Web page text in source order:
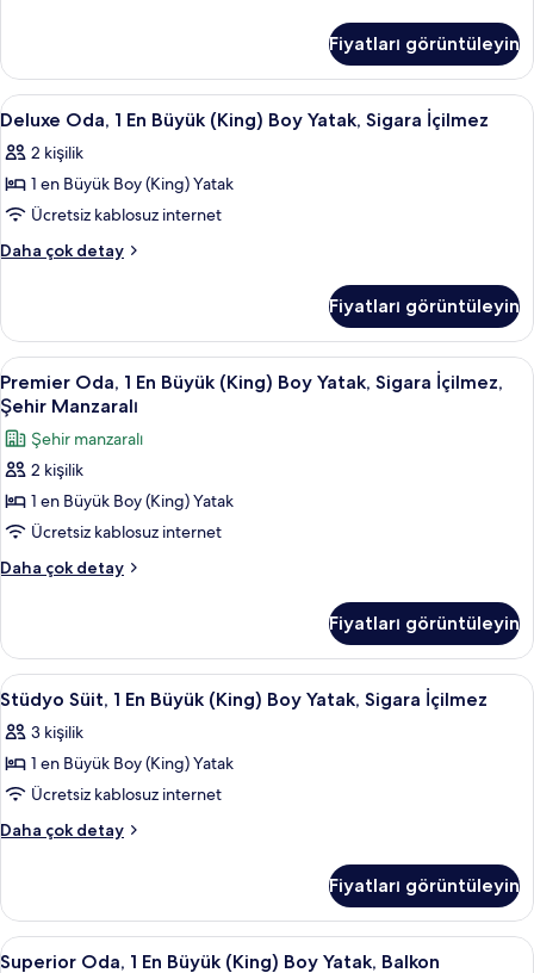
Uygun,
Sigara
İçilmez
için
tüm
fotoğrafları
Büyük
(King)
Boy
Engellilere
Uygun,
Sigara
İçilmez
hakkında
daha
Fiyatları görüntüleyin
Deluxe
Oda,
1
En
Büyük
(King)
Sigara
İçilmez
için
tüm
fotoğrafları
görün
Deluxe Oda, 1 En Büyük (King) Boy
4
Deluxe Oda, 1 En Büyük (King) Boy Yatak, Sigara İçilmez
2 kişilik
1 en Büyük Boy (King) Yatak
Ücretsiz kablosuz internet
Daha çok detay
Deluxe
Büyük
(King)
Boy
Yatak,
Sigara
İçilmez
hakkında
fazla
detay
Fiyatları görüntüleyin
Premier
Oda,
1
En
Büyük
(King)
Boy
Yatak,
Şehir
Manzaralı
için
tüm
fotoğrafları
görün
Premier Oda, 1 En Büyük (King) Boy
4
Premier Oda, 1 En Büyük (King) Boy Yatak, Sigara İçilmez,
Şehir Manzaralı
Şehir manzaralı
2 kişilik
1 en Büyük Boy (King) Yatak
Ücretsiz kablosuz internet
Daha çok detay
Premier
Büyük
(King)
Boy
Yatak,
Sigara
İçilmez,
Şehir
Manzaralı
hakkında
daha
Fiyatları görüntüleyin
Stüdyo
Süit,
1
En
Büyük
(King)
Sigara
İçilmez
için
Mısır pamuklu çarşaf takımı, kaliteli
4
Stüdyo Süit, 1 En Büyük (King) Boy Yatak, Sigara İçilmez
3 kişilik
1 en Büyük Boy (King) Yatak
Ücretsiz kablosuz internet
Daha çok detay
Stüdyo
Büyük
(King)
Boy
Fiyatları görüntüleyin
Superior
Mısır pamuklu çarşaf takımı, kaliteli
2
Superior Oda, 1 En Büyük (King) Boy Yatak, Balkon